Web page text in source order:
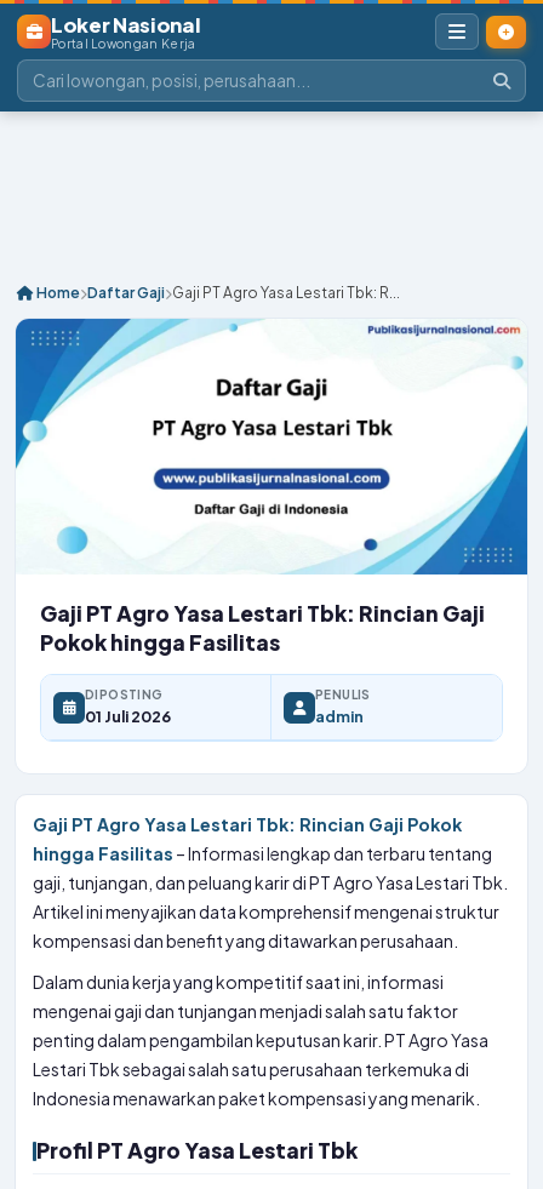
Loker Nasional
Portal Lowongan Kerja
Home Daftar Gaji Gaji PT Agro Yasa Lestari Tbk: R...
Gaji PT Agro Yasa Lestari Tbk: Rincian Gaji
Pokok hingga Fasilitas
DIPOSTING
01 Juli 2026
PENULIS
admin
Gaji PT Agro Yasa Lestari Tbk: Rincian Gaji Pokok
hingga Fasilitas – Informasi lengkap dan terbaru tentang
gaji, tunjangan, dan peluang karir di PT Agro Yasa Lestari Tbk.
Artikel ini menyajikan data komprehensif mengenai struktur
kompensasi dan benefit yang ditawarkan perusahaan.
Dalam dunia kerja yang kompetitif saat ini, informasi
mengenai gaji dan tunjangan menjadi salah satu faktor
penting dalam pengambilan keputusan karir. PT Agro Yasa
Lestari Tbk sebagai salah satu perusahaan terkemuka di
Indonesia menawarkan paket kompensasi yang menarik.
Profil PT Agro Yasa Lestari Tbk